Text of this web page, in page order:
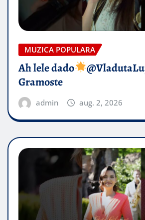
MUZICA POPULARA
Ah lele dado​
Gramoste
admin aug. 2, 2026